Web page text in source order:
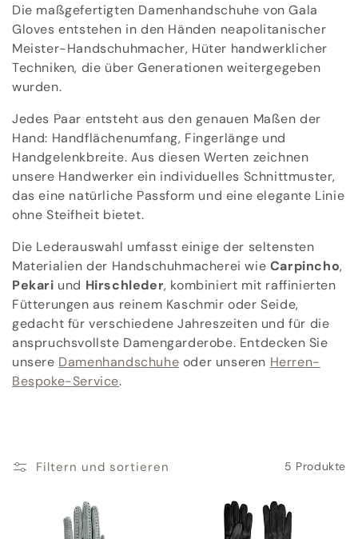
e
g
o
r
i
e
:
Die maßgefertigten Damenhandschuhe von Gala
Gloves entstehen in den Händen neapolitanischer
Meister-Handschuhmacher, Hüter handwerklicher
Techniken, die über Generationen weitergegeben
wurden.
Jedes Paar entsteht aus den genauen Maßen der
Hand: Handflächenumfang, Fingerlänge und
Handgelenkbreite. Aus diesen Werten zeichnen
unsere Handwerker ein individuelles Schnittmuster,
das eine natürliche Passform und eine elegante Linie
ohne Steifheit bietet.
Die Lederauswahl umfasst einige der seltensten
Materialien der Handschuhmacherei wie Carpincho,
Pekari und Hirschleder, kombiniert mit raffinierten
Fütterungen aus reinem Kaschmir oder Seide,
gedacht für verschiedene Jahreszeiten und für die
anspruchsvollste Damengarderobe. Entdecken Sie
unsere Damenhandschuhe oder unseren Herren-
Bespoke-Service.
Filtern und sortieren 5 Produkte